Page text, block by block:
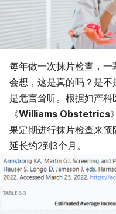
每年做一次抹片检查，
会想，这是真的吗？是
是危言耸听。根据妇产
《Williams Obstetrics
果定期进行抹片检查来
延长约2到3个月。